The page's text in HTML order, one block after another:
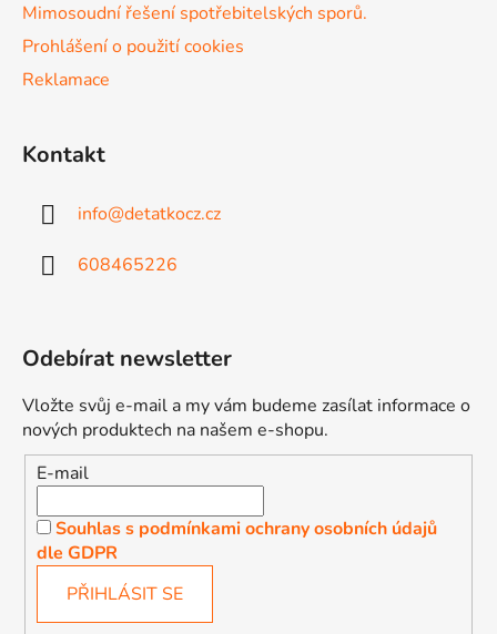
Mimosoudní řešení spotřebitelských sporů.
Prohlášení o použití cookies
Reklamace
Kontakt
info@detatkocz.cz
608465226
Odebírat newsletter
Vložte svůj e-mail a my vám budeme zasílat informace o
nových produktech na našem e-shopu.
E-mail
Souhlas s podmínkami ochrany osobních údajů
dle GDPR
PŘIHLÁSIT SE